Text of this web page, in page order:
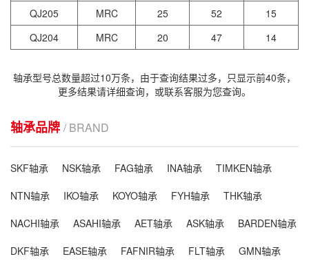
QJ205
MRC 25 52
15
QJ204
MRC 20 47 14
轴承型号总数量超过10万条，由于查询结果过多，只显示前40条，
更多结果请详细查询，或联系客服为您查询。
轴承品牌 / BRAND
SKF轴承 NSK轴承 FAG轴承 INA轴承
TIMKEN轴承
NTN轴承
IKO轴承 KOYO轴承 FYH轴承
THK轴承
NACHI轴承
ASAHI轴承 AET轴承 ASK轴承
BARDEN轴承
DKF轴承
EASE轴承 FAFNIR轴承 FLT轴承
GMN轴承